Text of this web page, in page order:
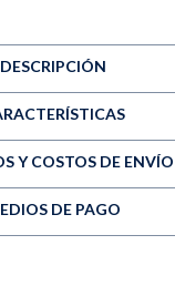
DESCRIPCIÓN
Y COSTOS DE ENVÍO
DE PAGO